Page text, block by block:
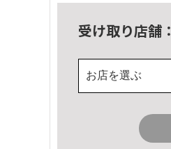
受け取り店舗：
お店を選ぶ